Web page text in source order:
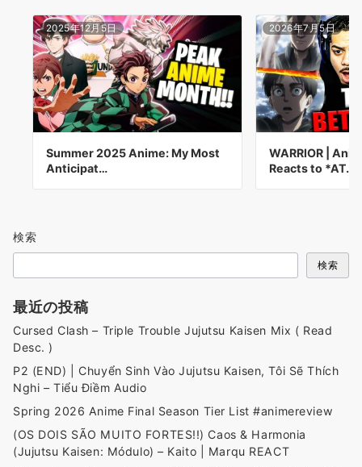
2025年12月5日
Summer 2025 Anime: My Most
Anticipat…
2026年7月5日
WARRIOR |
Reacts to *AT…
検索
検索
最近の投稿
Cursed Clash – Triple Trouble Jujutsu Kaisen Mix ( Read
Desc. )
P2 (END) | Chuyển Sinh Vào Jujutsu Kaisen, Tôi Sẽ Thích
Nghi – Tiểu Điềm Audio
Spring 2026 Anime Final Season Tier List #animereview
(OS DOIS SÃO MUITO FORTES!!) Caos & Harmonia
(Jujutsu Kaisen: Módulo) – Kaito | Marqu REACT